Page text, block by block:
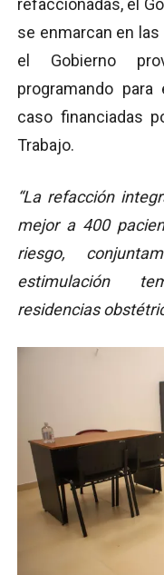
se enmarcan en
el Gobierno
programando
caso financiadas
Trabajo.
“La refacción
mejor a 400
riesgo,
estimulación
residencias